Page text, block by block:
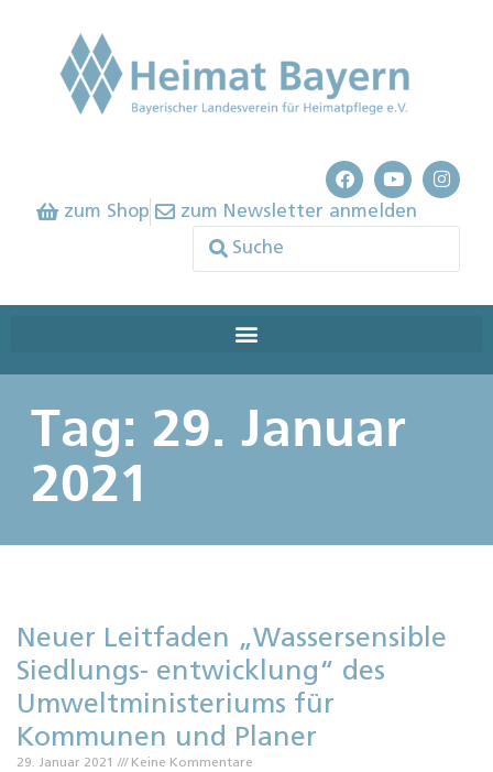
zum Shop zum Newsletter anmelden
Tag: 29. Januar
2021
Neuer Leitfaden „Wassersensible
Siedlungs- entwicklung“ des
Umweltministeriums für
Kommunen und Planer
29. Januar 2021 Keine Kommentare